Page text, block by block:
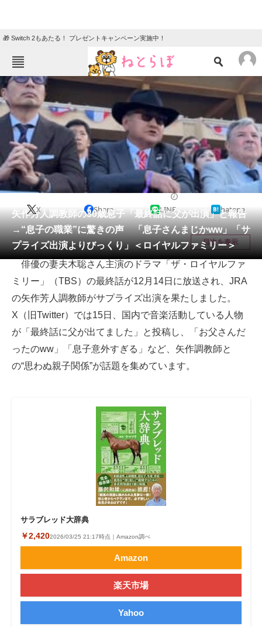
🎁 Switch 2もあたる！ プレゼントキャンペーン実施中！
ねとらぼメニュー
TOP ニュース
エンタメ クイズ
グルメ 地域
住まい 教育・育児
リサーチ
会員記事
メディア
注目記事を集めた総合ページ
ITの今と未来を見通す
スマホと通信の最新トレンド
進化するPCとデバイスの未来
好きが集まる 比べて選べる
企業ITのトレンドを詳説
経営リーダーのコミュニティ
マーケ×ITの今がよく分かる
企業向けIT製品の総合サイト
製造業のIT導入・活用を支援
モノづくり技術者専門サイト
矢作芳人調教師の30歳息子「最終話に父が出演」と報告
→“息子の職業”に驚きの声 「息子さんまじかww」「サ
プライズ出演よりびっくり」＜ロイヤルファミリー＞
X Share LINE hatena
目次を表示
俳優の妻夫木聡さん主演のドラマ「ザ・ロイヤルファ
ミリー」（TBS）の最終話が12月14日に放送され、JRA
の矢作芳人調教師がサプライズ出演を果たしました。
X（旧Twitter）では15日、国内で音楽活動している人物
が「最終話に父が出てました」と投稿し、「お父さんだ
ったのww」「息子意外すぎる」など、矢作調教師と
の“思わぬ親子関係”が話題を集めています。
サラブレッド大辞典
￥2,4202026/03/25 21:17時点｜Amazon調べ
Amazon
楽天市場
Yahoo